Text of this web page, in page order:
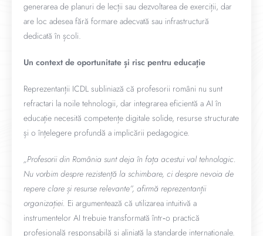
generarea de planuri de lecții sau dezvoltarea de exerciții, dar
are loc adesea fără formare adecvată sau infrastructură
dedicată în școli.
Un context de oportunitate și risc pentru educație
Reprezentanții ICDL subliniază că profesorii români nu sunt
refractari la noile tehnologii, dar integrarea eficientă a AI în
educație necesită competențe digitale solide, resurse structurate
și o înțelegere profundă a implicării pedagogice.
„Profesorii din România sunt deja în fața acestui val tehnologic.
Nu vorbim despre rezistență la schimbare, ci despre nevoia de
repere clare și resurse relevante”, afirmă reprezentanții
organizației. Ei argumentează că utilizarea intuitivă a
instrumentelor AI trebuie transformată într‑o practică
profesională responsabilă și aliniată la standarde internaționale.